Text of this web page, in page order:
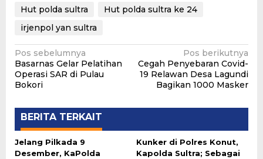
Hut polda sultra
Hut polda sultra ke 24
irjenpol yan sultra
Navigasi
pos
Pos sebelumnya
Basarnas Gelar Pelatihan
Operasi SAR di Pulau
Bokori
Pos berikutnya
Cegah Penyebaran Covid-
19 Relawan Desa Lagundi
Bagikan 1000 Masker
BERITA TERKAIT
Jelang Pilkada 9
Desember, KaPolda
Kunker di Polres Konut,
Kapolda Sultra; Sebagai